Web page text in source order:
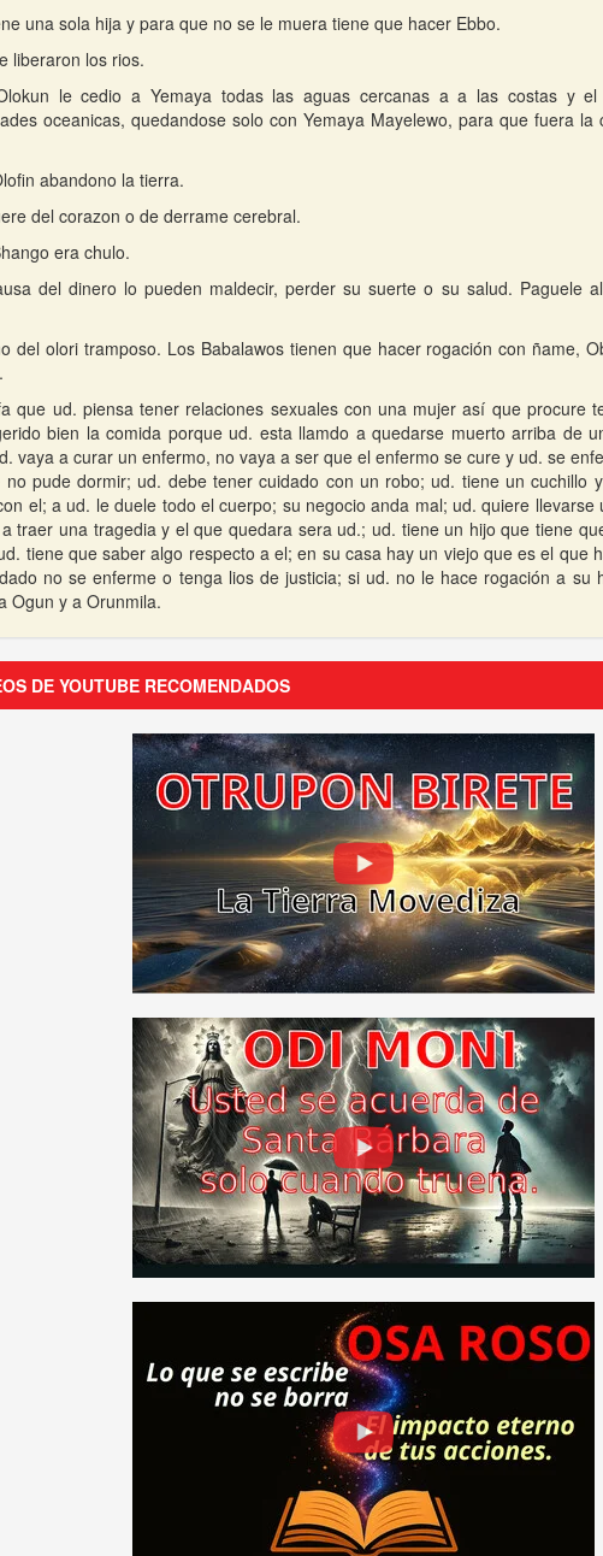
una sola hija y para que no se le muera tiene que hacer Ebbo.
liberaron los rios.
le cedio a Yemaya todas las aguas cercanas a a las costas y
oceanicas, quedandose solo con Yemaya Mayelewo, para que fuera
abandono la tierra.
del corazon o de derrame cerebral.
era chulo.
del dinero lo pueden maldecir, perder su suerte o su salud. Paguele
del olori tramposo. Los Babalawos tienen que hacer rogación con ñame,
que ud. piensa tener relaciones sexuales con una mujer así que procure
bien la comida porque ud. esta llamdo a quedarse muerto arriba de
vaya a curar un enfermo, no vaya a ser que el enfermo se cure y ud. se
no pude dormir; ud. debe tener cuidado con un robo; ud. tiene un cuchillo
el; a ud. le duele todo el cuerpo; su negocio anda mal; ud. quiere
traer una tragedia y el que quedara sera ud.; ud. tiene un hijo que tiene
tiene que saber algo respecto a el; en su casa hay un viejo que es el que
no se enferme o tenga lios de justicia; si ud. no le hace rogación a su
Ogun y a Orunmila.
DE YOUTUBE RECOMENDADOS